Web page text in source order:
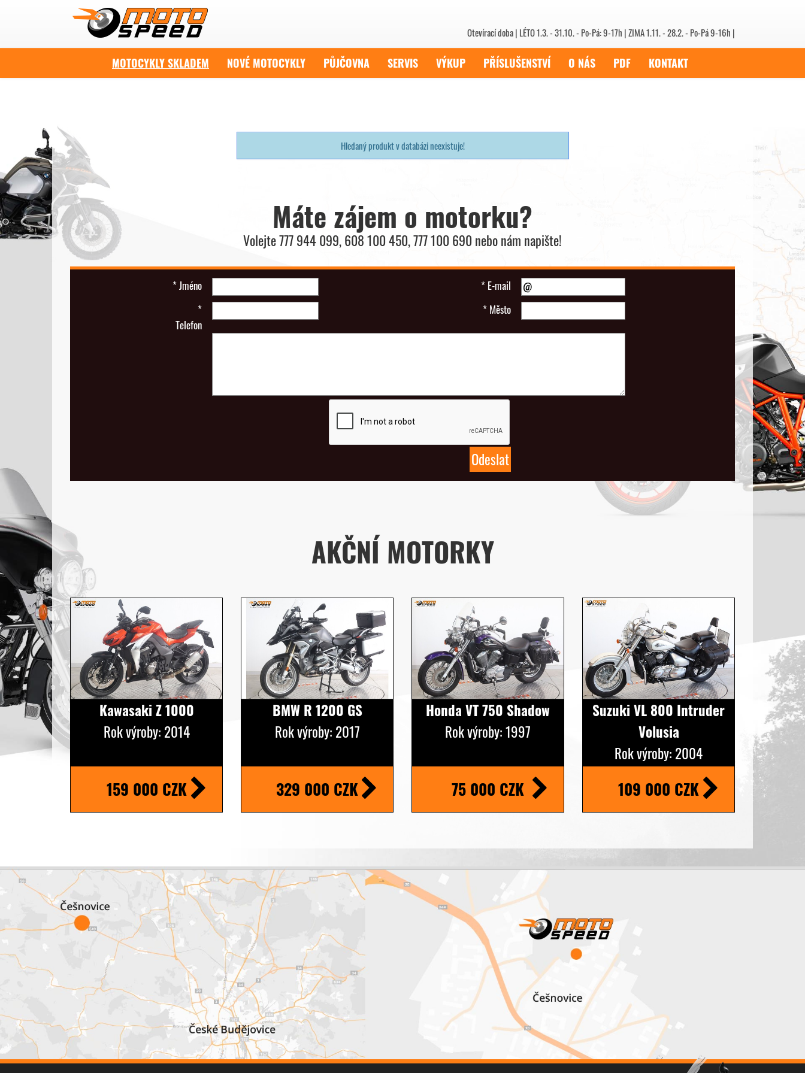
Otevírací doba | LÉTO 1.3. - 31.10. - Po-Pá: 9-17h | ZIMA 1.11. - 28.2. - Po-Pá 9-16h |
MOTOCYKLY SKLADEM NOVÉ MOTOCYKLY PŮJČOVNA SERVIS VÝKUP PŘÍSLUŠENSTVÍ O NÁS PDF KONTAKT
Hledaný produkt v databázi neexistuje!
Máte zájem o motorku?
Volejte 777 944 099, 608 100 450, 777 100 690 nebo nám napište!
*Jméno * E-mail
*
Telefon
* Město
AKČNÍ MOTORKY
Kawasaki Z 1000
Rok výroby: 2014
159 000 CZK
BMW R 1200 GS
Rok výroby: 2017
329 000 CZK
Honda VT 750 Shadow
Rok výroby: 1997
75 000 CZK
Suzuki VL 800 Intruder
Volusia
Rok výroby: 2004
109 000 CZK